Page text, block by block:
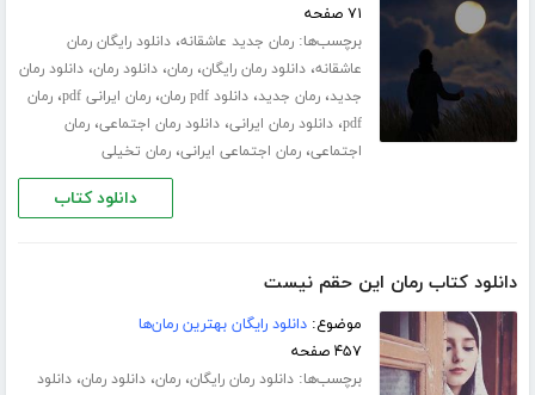
۷۱ صفحه
برچسب‌ها:رمان جدید عاشقانه،دانلود رایگان رمان
عاشقانه،دانلود رمان رایگان،رمان،دانلود رمان،دانلود رمان
جدید،رمان جدید،دانلود pdf رمان ،رمان ایرانی pdf ،رمان
pdf،دانلود رمان ایرانی،دانلود رمان اجتماعی،رمان
اجتماعی،رمان اجتماعی ایرانی،رمان تخیلی
دانلود کتاب
دانلود کتاب رمان این حقم نیست
موضوع:دانلود رایگان بهترین رمان‌ها
۴۵۷ صفحه
برچسب‌ها:دانلود رمان رایگان،رمان،دانلود رمان،دانلود